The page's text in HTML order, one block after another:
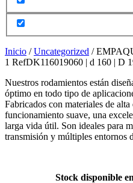
Inicio /Uncategorized /
1 RefDK116019060 | d 160 | D
Nuestros rodamientos están
óptimo en todo tipo de
Fabricados con materiales de
funcionamiento suave, una
larga vida útil. Son ideales para
transmisión y múltiples entornos
Stock disponible
de la web,
utilizaremos
las
estadísticas
de uso en la
web. Así
interesa más
de lo que
ofrecemos y
cómo poder
mejorar con
tu ayuda.
Experiencia